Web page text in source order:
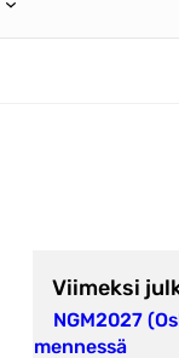
Viimeksi
NGM2027
mennessä